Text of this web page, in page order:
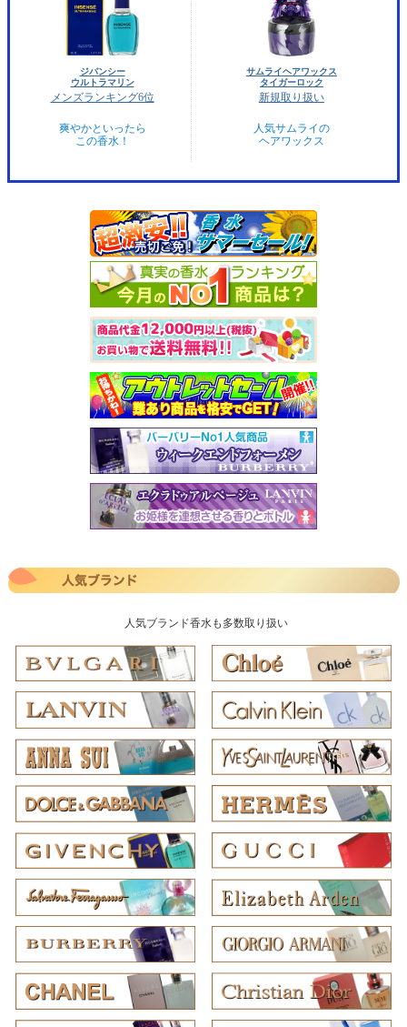
ジバンシー
ウルトラマリン
メンズランキング6位
爽やかといったら
この香水！
サムライヘアワックス
タイガーロック
新規取り扱い
人気サムライの
ヘアワックス
人気ブランド香水も多数取り扱い